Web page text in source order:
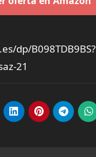
dp/B098TDB9BS?
21